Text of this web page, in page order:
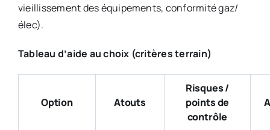
vieillissement des équipements, conformité gaz/
élec).
Tableau d’aide au choix (critères terrain)
Option Atouts
Risques /
points de
contrôle